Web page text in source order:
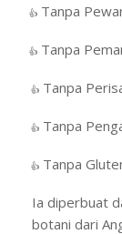
👍 Tanpa
👍 Tanpa
👍 Tanpa
👍 Tanpa
👍 Tanpa
Ia diperbuat
botani dari